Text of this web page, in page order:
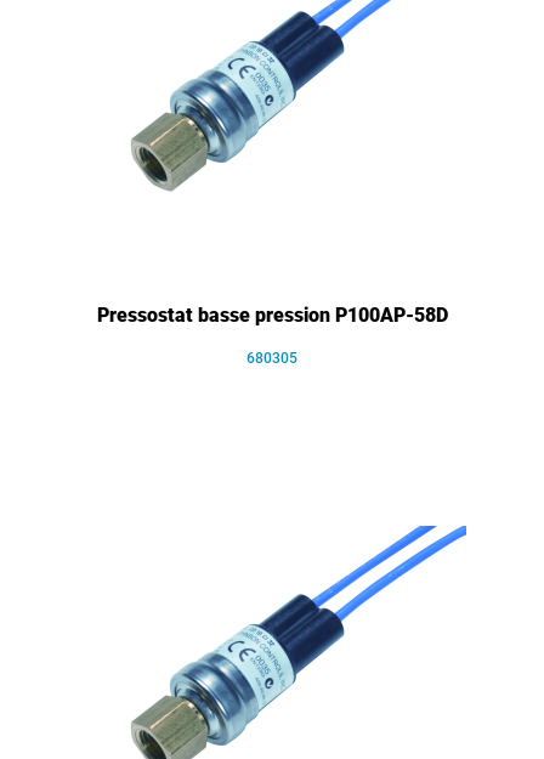
Pressostat basse pression P100AP-58D
680305